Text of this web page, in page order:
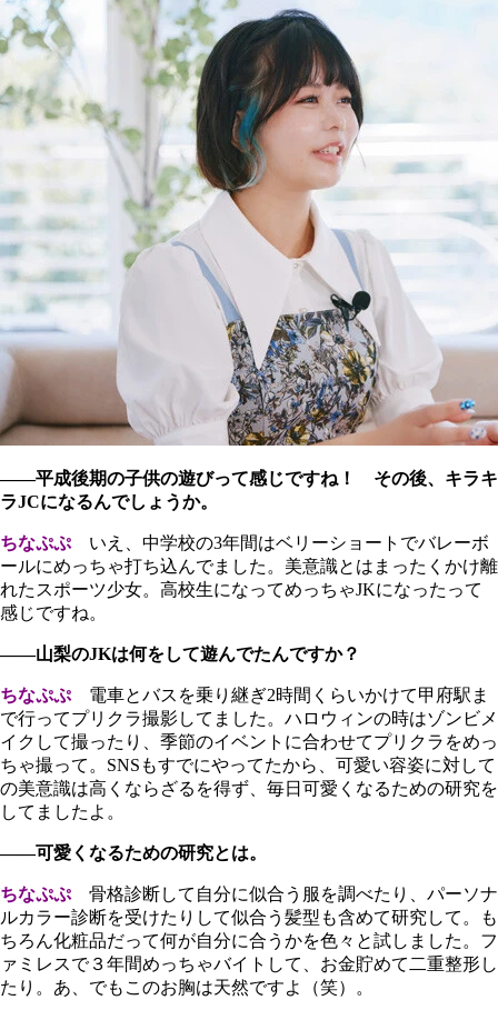
――平成後期の子供の遊びって感じですね！ その後、キラキ
ラJCになるんでしょうか。
ちなぷぷいえ、中学校の3年間はベリーショートでバレーボ
ールにめっちゃ打ち込んでました。美意識とはまったくかけ離
れたスポーツ少女。高校生になってめっちゃJKになったって
感じですね。
――山梨のJKは何をして遊んでたんですか？
ちなぷぷ電車とバスを乗り継ぎ2時間くらいかけて甲府駅ま
で行ってプリクラ撮影してました。ハロウィンの時はゾンビメ
イクして撮ったり、季節のイベントに合わせてプリクラをめっ
ちゃ撮って。SNSもすでにやってたから、可愛い容姿に対して
の美意識は高くならざるを得ず、毎日可愛くなるための研究を
してましたよ。
――可愛くなるための研究とは。
ちなぷぷ骨格診断して自分に似合う服を調べたり、パーソナ
ルカラー診断を受けたりして似合う髪型も含めて研究して。も
ちろん化粧品だって何が自分に合うかを色々と試しました。フ
ァミレスで３年間めっちゃバイトして、お金貯めて二重整形し
たり。あ、でもこのお胸は天然ですよ（笑）。